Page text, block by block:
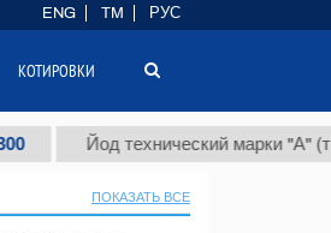
Йод технический марки "А" (т.) $86
ПОКАЗАТЬ ВСЕ
ENG TM РУС
КОТИРОВКИ